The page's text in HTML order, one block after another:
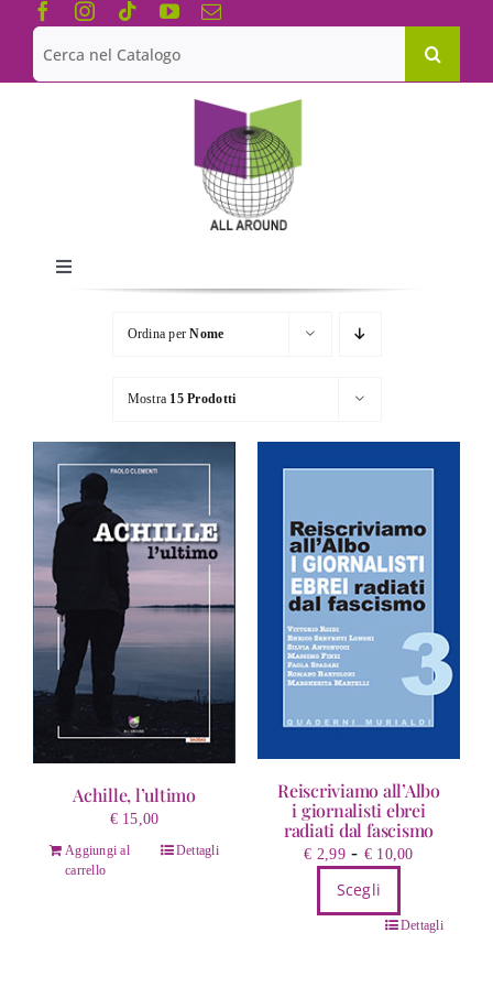
Salta
contenuto
Cerca
per:
Toggle
Navigation
Chi siamo
Le Collane
Catalogo
Ordina perNome
Mostra 15 Prodotti
Achille, l’ultimo
€15,00
Aggiungi al
carrello
Dettagli
Reiscriviamo all’Albo
i giornalisti ebrei
radiati dal fascismo
€ 2,99 - € 10,00Fascia
da
Scegli
Dettagli